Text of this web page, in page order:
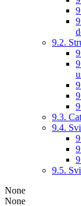
9.2.
9.3.
9.4.
9.5.
None
None